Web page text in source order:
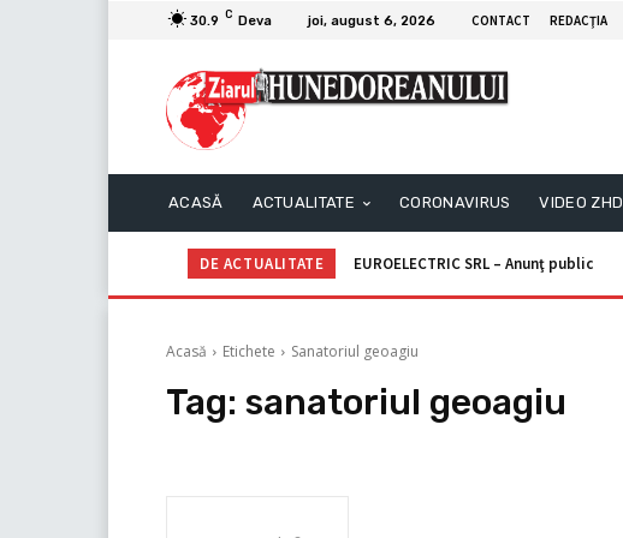
30.9 C Deva joi, august 6, 2026 CONTACT REDACŢIA
ACASĂ ACTUALITATE CORONAVIRUS VIDEO ZHD
DE ACTUALITATE EUROELECTRIC SRL – Anunţ public
Acasă Etichete Sanatoriul geoagiu
Tag: sanatoriul geoagiu